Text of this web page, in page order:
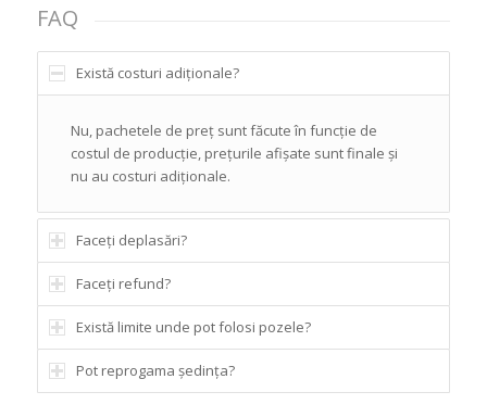
FAQ
Există costuri adiționale?
Nu, pachetele de preț sunt făcute în funcție de
costul de producție, prețurile afișate sunt finale și
nu au costuri adiționale.
Faceți deplasări?
Faceți refund?
Există limite unde pot folosi pozele?
Pot reprogama ședința?